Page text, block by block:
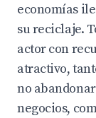
economías
su reciclaje.
actor con
atractivo,
no
negocios,